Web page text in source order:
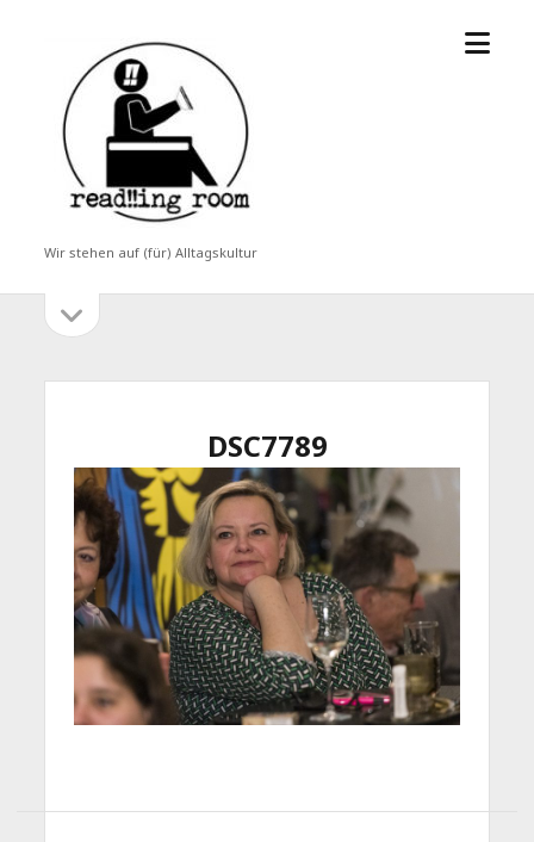
read!!ing
room
Wir stehen auf (für) Alltagskultur
Menü
Seitenleiste
öffnen
DSC7789